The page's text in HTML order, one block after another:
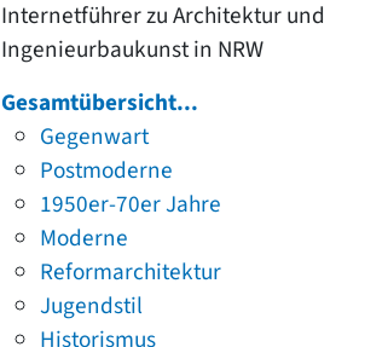
Internetführer zu Architektur und
Ingenieurbaukunst in NRW
Gesamtübersicht...
Gegenwart
Postmoderne
1950er-70er Jahre
Moderne
Reformarchitektur
Jugendstil
Historismus